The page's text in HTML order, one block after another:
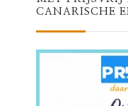
CANARISCHE